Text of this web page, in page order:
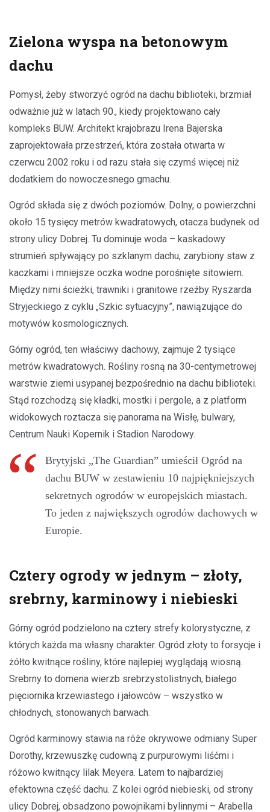
Zielona wyspa na betonowym
dachu
Pomysł, żeby stworzyć ogród na dachu biblioteki, brzmiał
odważnie już w latach 90., kiedy projektowano cały
kompleks BUW. Architekt krajobrazu Irena Bajerska
zaprojektowała przestrzeń, która została otwarta w
czerwcu 2002 roku i od razu stała się czymś więcej niż
dodatkiem do nowoczesnego gmachu.
Ogród składa się z dwóch poziomów. Dolny, o powierzchni
około 15 tysięcy metrów kwadratowych, otacza budynek od
strony ulicy Dobrej. Tu dominuje woda – kaskadowy
strumień spływający po szklanym dachu, zarybiony staw z
kaczkami i mniejsze oczka wodne porośnięte sitowiem.
Między nimi ścieżki, trawniki i granitowe rzeźby Ryszarda
Stryjeckiego z cyklu „Szkic sytuacyjny”, nawiązujące do
motywów kosmologicznych.
Górny ogród, ten właściwy dachowy, zajmuje 2 tysiące
metrów kwadratowych. Rośliny rosną na 30-centymetrowej
warstwie ziemi usypanej bezpośrednio na dachu biblioteki.
Stąd rozchodzą się kładki, mostki i pergole, a z platform
widokowych roztacza się panorama na Wisłę, bulwary,
Centrum Nauki Kopernik i Stadion Narodowy.
Brytyjski „The Guardian” umieścił Ogród na
dachu BUW w zestawieniu 10 najpiękniejszych
sekretnych ogrodów w europejskich miastach.
To jeden z największych ogrodów dachowych w
Europie.
Cztery ogrody w jednym – złoty,
srebrny, karminowy i niebieski
Górny ogród podzielono na cztery strefy kolorystyczne, z
których każda ma własny charakter. Ogród złoty to forsycje i
żółto kwitnące rośliny, które najlepiej wyglądają wiosną.
Srebrny to domena wierzb srebrzystolistnych, białego
pięciornika krzewiastego i jałowców – wszystko w
chłodnych, stonowanych barwach.
Ogród karminowy stawia na róże okrywowe odmiany Super
Dorothy, krzewuszkę cudowną z purpurowymi liśćmi i
różowo kwitnący lilak Meyera. Latem to najbardziej
efektowna część dachu. Z kolei ogród niebieski, od strony
ulicy Dobrej, obsadzono powojnikami bylinnymi – Arabella